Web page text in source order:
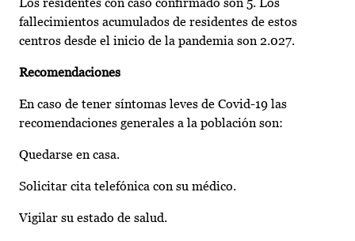
fallecimientos acumulados de residentes de estos
centros desde el inicio de la pandemia son 2.027.
Recomendaciones
En caso de tener síntomas leves de Covid-19 las
recomendaciones generales a la población son:
Quedarse en casa.
Solicitar cita telefónica con su médico.
Vigilar su estado de salud.